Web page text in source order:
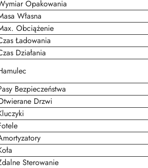
Opakowania
Własna
Obciążenie
Ładowania
Działania
Bezpieczeństwa
Drzwi
Sterowanie